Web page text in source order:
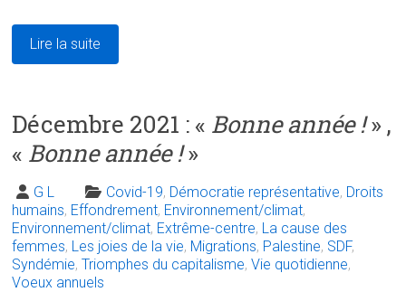
Lire la suite
Décembre 2021 : « Bonne année !» ,
« Bonne année !»
G L Covid-19, Démocratie représentative, Droits
humains, Effondrement, Environnement/climat,
Environnement/climat, Extrême-centre, La cause des
femmes, Les joies de la vie, Migrations, Palestine, SDF,
Syndémie,Triomphes du capitalisme,Vie quotidienne,
Voeux annuels